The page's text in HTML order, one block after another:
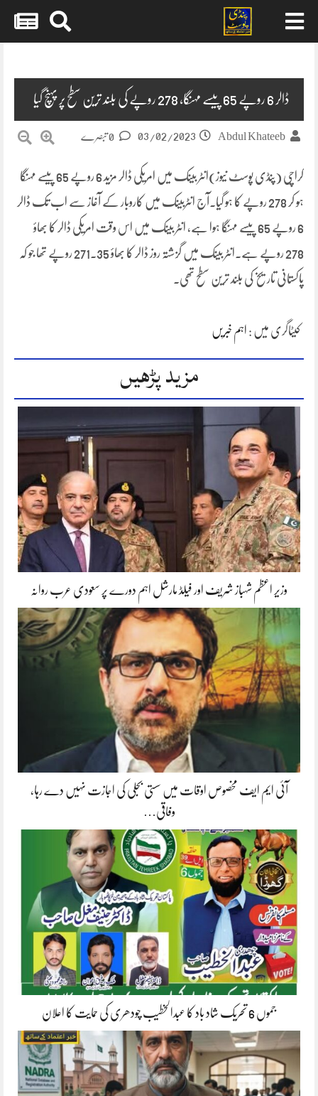
ڈالر 6 روپے 65 پیسے مہنگا، 278 روپے کی بلند ترین سطح پر پہنچ گیا
Abdul Khateeb
03/02/2023
کراچی (پنڈی پوسٹ نیوز)انٹر بینک میں امریکی ڈالر مزید 6 روپے 65 پیسے مہنگا
ہو کر 278 روپے کا ہو گیا۔آج انٹربینک میں کاروبار کے آغاز سے اب تک ڈالر
6 روپے 65 پیسے مہنگا ہوا ہے، انٹر بینک میں اس وقت امریکی ڈالر کا بھاؤ
278 روپے ہے۔انٹر بینک میں گزشتہ روز ڈالر کا بھاؤ 271.35 روپے تھا جو کہ
پاکستانی تاریخ کی بلند ترین سطح تھی۔
کیٹاگری میں : اہم خبریں
مزید پڑھیں
وزیر اعظم شہباز شریف اور فیلڈ مارشل اہم دورے پر سعودی عرب روانہ
آئی ایم ایف مخصوص اوقات میں سستی بجلی کی اجازت نہیں دے رہا،
وفاقی…
جموں 6 تحریک شاد باد کا عبدالخطیب چودھری کی حمایت کا اعلان